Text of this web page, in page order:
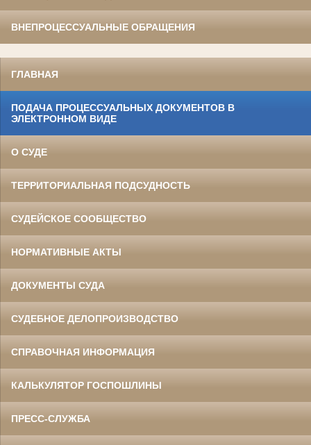
ВНЕПРОЦЕССУАЛЬНЫЕ ОБРАЩЕНИЯ
ГЛАВНАЯ
ПОДАЧА ПРОЦЕССУАЛЬНЫХ ДОКУМЕНТОВ В
ЭЛЕКТРОННОМ ВИДЕ
О СУДЕ
ТЕРРИТОРИАЛЬНАЯ ПОДСУДНОСТЬ
СУДЕЙСКОЕ СООБЩЕСТВО
НОРМАТИВНЫЕ АКТЫ
ДОКУМЕНТЫ СУДА
СУДЕБНОЕ ДЕЛОПРОИЗВОДСТВО
СПРАВОЧНАЯ ИНФОРМАЦИЯ
КАЛЬКУЛЯТОР ГОСПОШЛИНЫ
ПРЕСС-СЛУЖБА